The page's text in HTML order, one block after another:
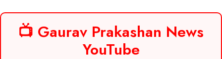
📺 Gaurav Prakashan News
YouTube